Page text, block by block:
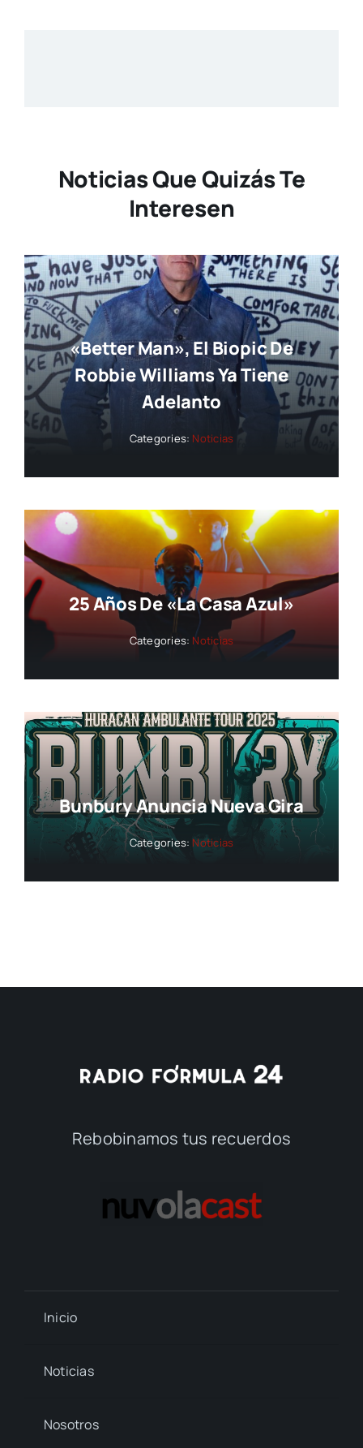
Noticias Que Quizás Te
Interesen
«Better Man», El Biopic De
Robbie Williams Ya Tiene
Adelanto
Categories: Noticias
25 Años De «La Casa Azul»
Categories: Noticias
Bunbury Anuncia Nueva Gira
Categories: Noticias
Rebobinamos tus recuerdos
Inicio
Noticias
Nosotros